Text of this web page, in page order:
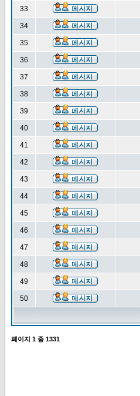
33
34
35
36
37
38
39
40
41
42
43
44
45
46
47
48
49
50
페이지 1 중 1331